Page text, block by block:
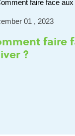
01 , 2023
faire
?